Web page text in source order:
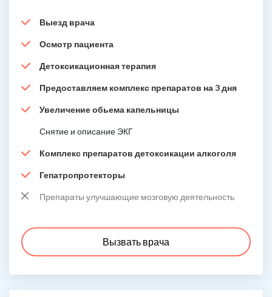
Выезд врача
Осмотр пациента
Детоксикационная терапия
Предоставляем комплекс препаратов на 3 дня
Увеличение обьема капельницы
Снятие и описание ЭКГ
Комплекс препаратов детоксикации алкоголя
Гепатропротекторы
Препараты улучшающие мозговую деятельность
Вызвать врача